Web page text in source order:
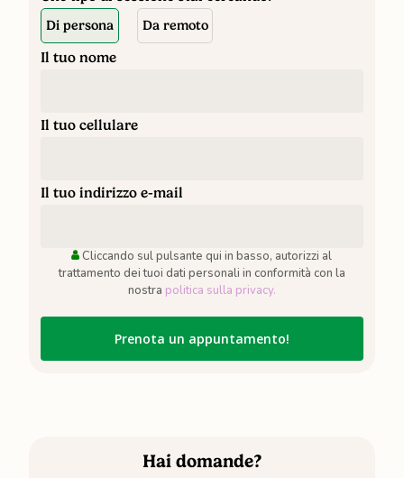
Di persona Da remoto
Il tuo nome
Il tuo cellulare
Il tuo indirizzo e-mail
Cliccando sul pulsante qui in basso, autorizzi al
trattamento dei tuoi dati personali in conformità con la
nostra politica sulla privacy.
Hai domande?